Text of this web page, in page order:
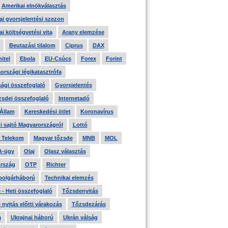
Amerikai elnökválasztás
gyorsjelentési szezon
költségvetési vita Arany elemzése
Beutazási tilalom Ciprus DAX
Ebola EU-Csúcs Forex Forint
légikatasztrófa
összefoglaló Gyorsjelentés
összefoglaló Internetadó
Kereskedési ötlet Koronavírus
sajtó Magyarországról Lottó
Telekom Magyar tőzsde MNB MOL
ügy Olaj Olasz választás
OTP Richter
Technikai elemzés
- Heti összefoglaló Tőzsdenyitás
nyitás előtti várakozás Tőzsdezárás
Ukrajnai háború Ukrán válság